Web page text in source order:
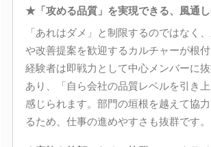
★「攻める品質」を実現できる、風通
「あれはダメ」と制限するのではなく
や改善提案を歓迎するカルチャーが根付
経験者は即戦力として中心メンバーに
あり、「自ら会社の品質レベルを引き
感じられます。部門の垣根を越えて協
るため、仕事の進めやすさも抜群です。